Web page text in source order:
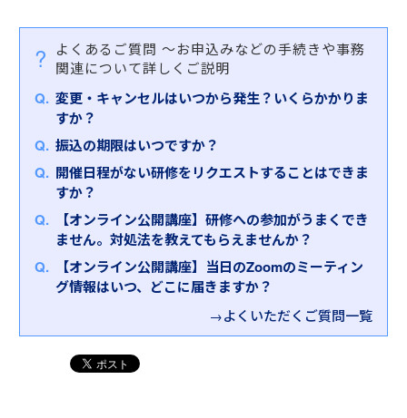
よくあるご質問 ～お申込みなどの手続きや事務
関連について詳しくご説明
変更・キャンセルはいつから発生？いくらかかりま
すか？
振込の期限はいつですか？
開催日程がない研修をリクエストすることはできま
すか？
【オンライン公開講座】研修への参加がうまくでき
ません。対処法を教えてもらえませんか？
【オンライン公開講座】当日のZoomのミーティン
グ情報はいつ、どこに届きますか？
→よくいただくご質問一覧